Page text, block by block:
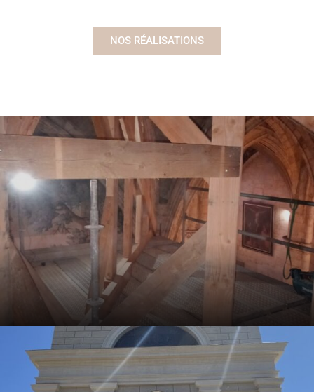
NOS RÉALISATIONS